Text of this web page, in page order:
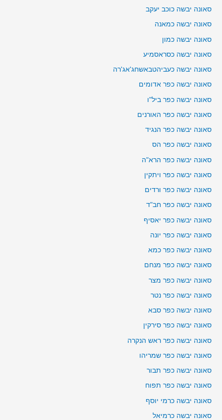
סאונה יבשה כוכב יעקב
סאונה יבשה כמאנה
סאונה יבשה כמון
סאונה יבשה כסראסמיע
סאונה יבשה כעביהטבאשחג'אג'רה
סאונה יבשה כפר אדומים
סאונה יבשה כפר ביל"ו
סאונה יבשה כפר האורנים
סאונה יבשה כפר הנגיד
סאונה יבשה כפר הס
סאונה יבשה כפר הרא"ה
סאונה יבשה כפר ויתקין
סאונה יבשה כפר ורדים
סאונה יבשה כפר חב"ד
סאונה יבשה כפר יאסיף
סאונה יבשה כפר יונה
סאונה יבשה כפר כמא
סאונה יבשה כפר מנחם
סאונה יבשה כפר מצר
סאונה יבשה כפר נטר
סאונה יבשה כפר סבא
סאונה יבשה כפר סירקין
סאונה יבשה כפר ראש הנקרה
סאונה יבשה כפר שמריהו
סאונה יבשה כפר תבור
סאונה יבשה כפר תפוח
סאונה יבשה כרמי יוסף
סאונה יבשה כרמיאל